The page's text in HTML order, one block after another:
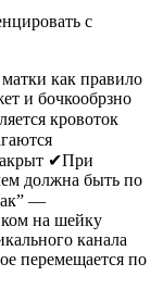
с
как правило
и бочкообрзно
кровоток
✔При
должна быть по
—
на шейку
канала
перемещается по